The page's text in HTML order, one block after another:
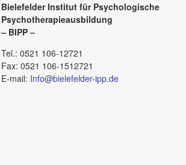
Bielefelder Institut für Psychologische
Psychotherapieausbildung
– BIPP –
Tel.: 0521 106-12721
Fax: 0521 106-1512721
E-mail: Info@bielefelder-ipp.de